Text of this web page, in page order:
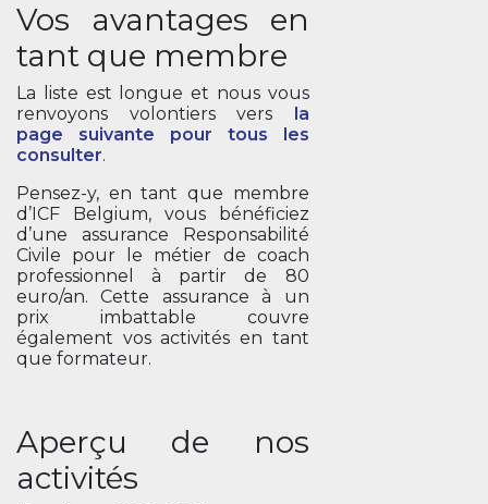
Vos avantages en
tant que membre
La liste est longue et nous vous
renvoyons volontiers vers la
page suivante pour tous les
consulter.
Pensez-y, en tant que membre
d’ICF Belgium, vous bénéficiez
d’une assurance Responsabilité
Civile pour le métier de coach
professionnel à partir de 80
euro/an. Cette assurance à un
prix imbattable couvre
également vos activités en tant
que formateur.
Aperçu de nos
activités